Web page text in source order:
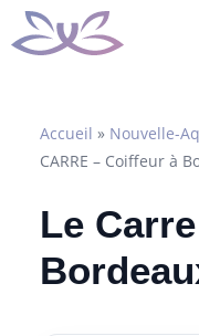
Aller
au
Accueil » Nouvelle-
CARRE – Coiffeur à
Le